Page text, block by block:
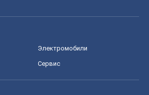
Электромобили
Сервис